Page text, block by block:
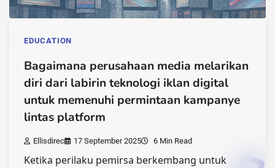
EDUCATION
Bagaimana perusahaan media melarikan
diri dari labirin teknologi iklan digital
untuk memenuhi permintaan kampanye
lintas platform
Ellisdirec 17 September 2025 6 Min Read
Ketika perilaku pemirsa berkembang untuk